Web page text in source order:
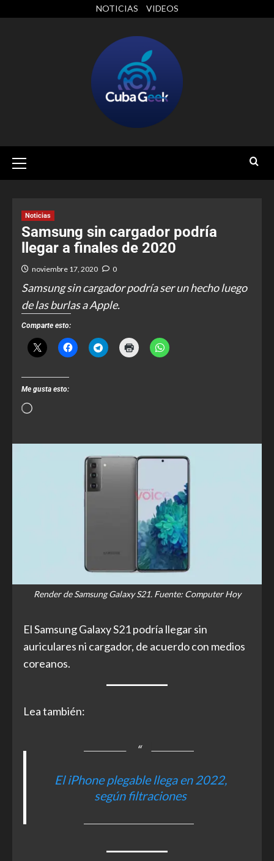
NOTICIAS VIDEOS
Noticias
Samsung sin cargador podría
llegar a finales de 2020
noviembre 17, 2020 0
Samsung sin cargador podría ser un hecho luego
de las burlas a Apple.
Comparte esto:
Me gusta esto:
Render de Samsung Galaxy S21. Fuente: Computer Hoy
El Samsung Galaxy S21 podría llegar sin
auriculares ni cargador, de acuerdo con medios
coreanos.
Lea también:
El iPhone plegable llega en 2022,
según filtraciones